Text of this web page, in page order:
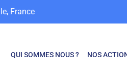
France
QUI SOMMES NOUS ? NOS